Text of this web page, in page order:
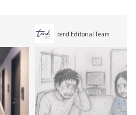
tend Editorial Team